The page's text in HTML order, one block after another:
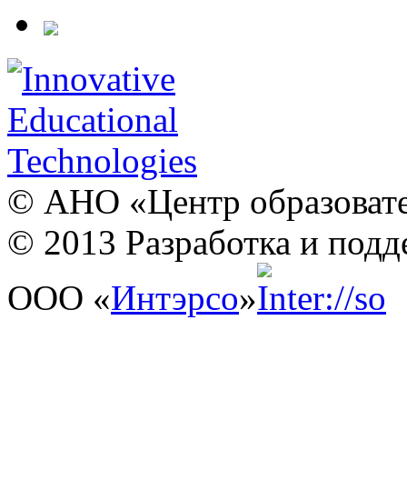
© АНО «Центр
© 2013 Разработка и
ООО «Интэрсо»